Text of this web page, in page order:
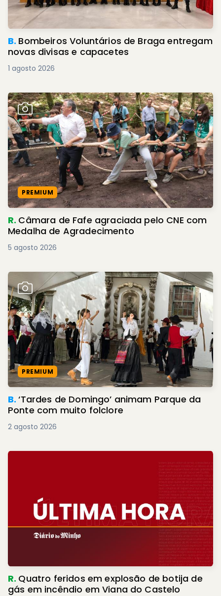
B. Bombeiros Voluntários de Braga entregam
novas divisas e capacetes
1 agosto 2026
PREMIUM
R. Câmara de Fafe agraciada pelo CNE com
Medalha de Agradecimento
5 agosto 2026
PREMIUM
B.‘Tardes de Domingo’ animam Parque da
Ponte com muito folclore
2 agosto 2026
R. Quatro feridos em explosão de botija de
gás em incêndio em Viana do Castelo